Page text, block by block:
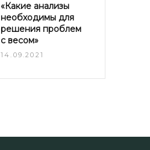
«Какие анализы
необходимы для
решения проблем
с весом»
14.09.2021